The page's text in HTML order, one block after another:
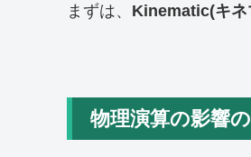
まずは、 Kinematic(キネ
物理演算の影響